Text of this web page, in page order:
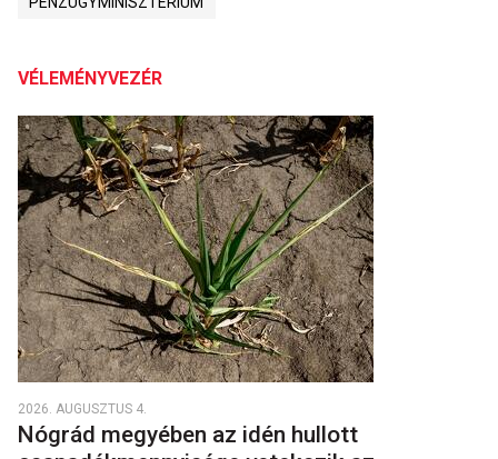
VÉLEMÉNYVEZÉR
2026. AUGUSZTUS 4.
Nógrád megyében az idén hullott